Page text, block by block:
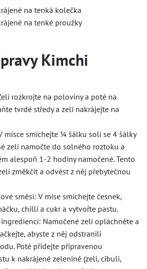
na tenká kolečka
na tenké proužky
Kimchi
rozkrojte na poloviny a poté na
tvrdé středy a zelí nakrájejte na
misce smíchejte ¼ šálku soli se 4 šálky
zelí namočte do solného roztoku a
alespoň 1-2 hodiny namočené. Tento
změkčit a odvést z něj přebytečnou
směsi: V míse smíchejte česnek,
chilli a cukr a vytvořte pastu.
Namočené zelí opláchněte a
abyste z něj odstranili
Poté přidejte připravenou
k nakrájené zelenině (zelí, cibuli,